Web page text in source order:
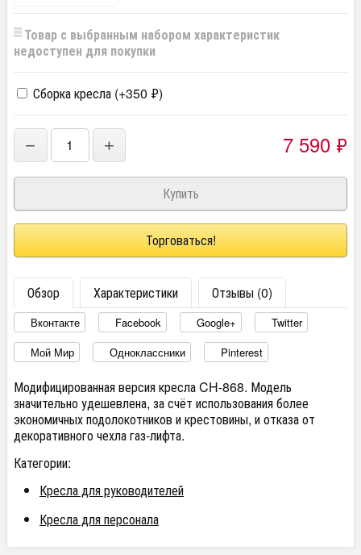
Товар с выбранным набором характеристик
недоступен для покупки
Сборка кресла (+350 ₽)
− + 7 590 ₽
Торговаться!
Обзор Характеристики Отзывы (0)
Вконтакте Facebook Google+
Twitter
Мой Мир
Одноклассники Pinterest
Модифицированная версия кресла CH-868. Модель
значительно удешевлена, за счёт использования более
экономичных подолокотников и крестовины, и отказа от
декоративного чехла газ-лифта.
Категории:
Кресла для руководителей
Кресла для персонала